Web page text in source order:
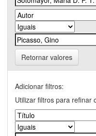
Retornar valores
Adicionar filtros:
Utilizar filtros para refinar